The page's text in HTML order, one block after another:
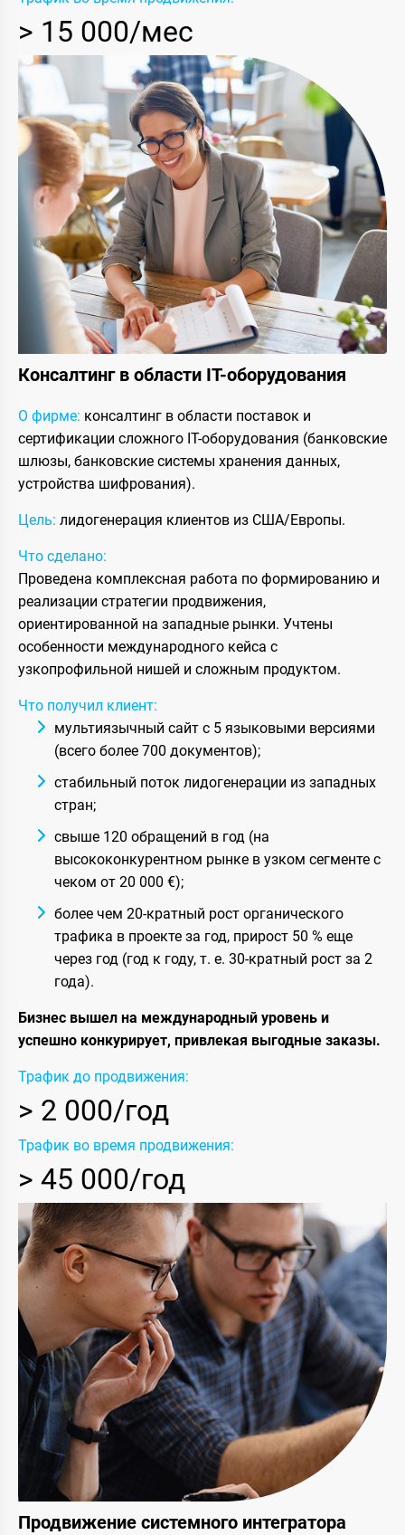
> 15 000/мес
Консалтинг в области IT-оборудования
О фирме: консалтинг в области поставок и
сертификации сложного IT-оборудования (банковские
шлюзы, банковские системы хранения данных,
устройства шифрования).
Цель: лидогенерация клиентов из США/Европы.
Что сделано:
Проведена комплексная работа по формированию и
реализации стратегии продвижения,
ориентированной на западные рынки. Учтены
особенности международного кейса с
узкопрофильной нишей и сложным продуктом.
Что получил клиент:
мультиязычный сайт с 5 языковыми версиями
(всего более 700 документов);
стабильный поток лидогенерации из западных
стран;
свыше 120 обращений в год (на
высококонкурентном рынке в узком сегменте с
чеком от 20 000 €);
более чем 20-кратный рост органического
трафика в проекте за год, прирост 50 % еще
через год (год к году, т. е. 30-кратный рост за 2
года).
Бизнес вышел на международный уровень и
успешно конкурирует, привлекая выгодные заказы.
Трафик до продвижения:
> 2 000/год
Трафик во время продвижения:
> 45 000/год
Продвижение системного интегратора